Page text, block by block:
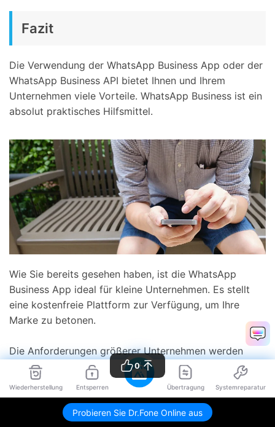
Wiederherstellung Entsperren Übertragung Systemreparatur
Probieren Sie Dr.Fone Online aus
Fazit
Die Verwendung der WhatsApp Business App oder der
WhatsApp Business API bietet Ihnen und Ihrem
Unternehmen viele Vorteile. WhatsApp Business ist ein
absolut praktisches Hilfsmittel.
Wie Sie bereits gesehen haben, ist die WhatsApp
Business App ideal für kleine Unternehmen. Es stellt
eine kostenfreie Plattform zur Verfügung, um Ihre
Marke zu betonen.
Die Anforderungen größerer Unternehmen werden
ebenfalls von der WhatsApp Business API erfüllt.
Egal, wie groß Ihr Unternehmen ist: Der unkomplizierte
Kontakt zum wichtigsten Menschen in der
0